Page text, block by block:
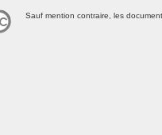
Sauf mention contraire, les